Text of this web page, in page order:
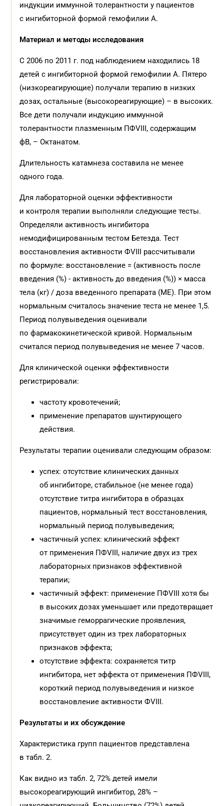
индукции иммунной толерантности у пациентов
с ингибиторной формой гемофилии А.
Материал и методы исследования
С 2006 по 2011 г. под наблюдением находились 18
детей с ингибиторной формой гемофилии А. Пятеро
(низкореагирующие) получали терапию в низких
дозах, остальные (высокореагирующие) – в высоких.
Все дети получали индукцию иммунной
толерантности плазменным ПФVIII, содержащим
фВ, – Октанатом.
Длительность катамнеза составила не менее
одного года.
Для лабораторной оценки эффективности
и контроля терапии выполняли следующие тесты.
Определяли активность ингибитора
немодифицированным тестом Бетезда. Тест
восстановления активности ФVIII рассчитывали
по формуле: восстановление = (активность после
введения (%) - активность до введения (%)) × масса
тела (кг) / доза введенного препарата (МЕ). При этом
нормальным считалось значение теста не менее 1,5.
Период полувыведения оценивали
по фармакокинетической кривой. Нормальным
считался период полувыведения не менее 7 часов.
Для клинической оценки эффективности
регистрировали:
частоту кровотечений;
применение препаратов шунтирующего
действия.
Результаты терапии оценивали следующим образом:
успех: отсутствие клинических данных
об ингибиторе, стабильное (не менее года)
отсутствие титра ингибитора в образцах
пациентов, нормальный тест восстановления,
нормальный период полувыведения;
частичный успех: клинический эффект
от применения ПФVIII, наличие двух из трех
лабораторных признаков эффективной
терапии;
частичный эффект: применение ПФVIII хотя бы
в высоких дозах уменьшает или предотвращает
значимые геморрагические проявления,
присутствует один из трех лабораторных
признаков эффекта;
отсутствие эффекта: сохраняется титр
ингибитора, нет эффекта от применения ПФVIII,
короткий период полувыведения и низкое
восстановление активности ФVIII.
Результаты и их обсуждение
Характеристика групп пациентов представлена
в табл. 2.
Как видно из табл. 2, 72% детей имели
высокореагирующий ингибитор, 28% –